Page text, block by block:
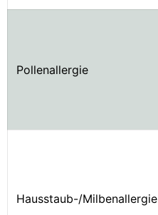
Pollenallergie
Hausstaub-/Milbenallergie